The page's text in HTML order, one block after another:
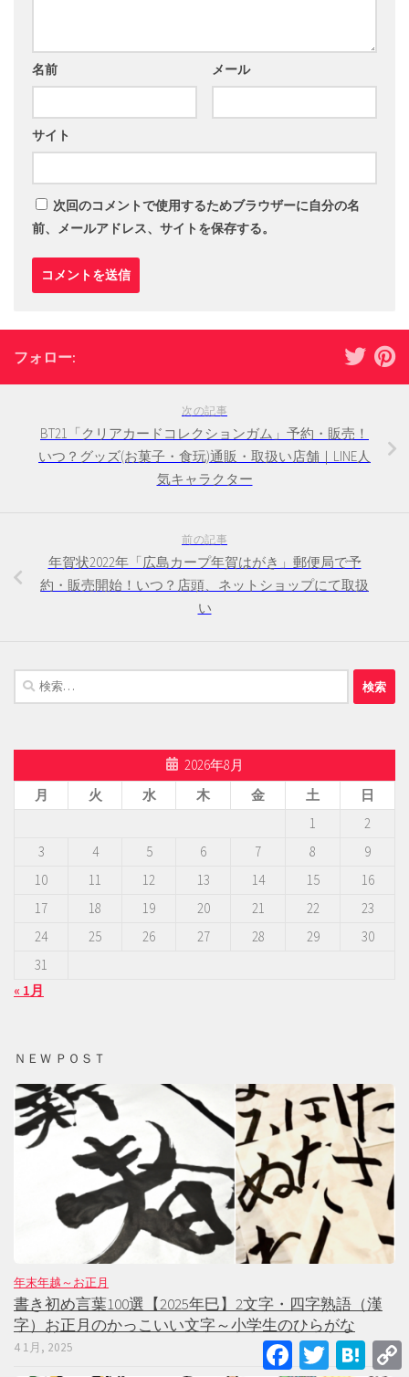
名前 メール
サイト
次回のコメントで使用するためブラウザーに自分の名
前、メールアドレス、サイトを保存する。
フォロー:
次の記事
BT21「クリアカードコレクションガム」予約・販売！
いつ？グッズ(お菓子・食玩)通販・取扱い店舗｜LINE人
気キャラクター
前の記事
年賀状2022年「広島カープ年賀はがき」郵便局で予
約・販売開始！いつ？店頭、ネットショップにて取扱
い
検
索:
2026年8月
月
火 水 木 金 土
日
1
2
3
4 5 6 7 8
9
10
11 12 13 14 15
16
17
18 19 20 21 22
23
24
25 26 27 28 29
30
31
« 1月
ＮＥＷ ＰＯＳＴ
年末年越～お正月
書き初め言葉100選【2025年巳】2文字・四字熟語（漢
字）お正月のかっこいい文字～小学生のひらがな
4 1月, 2025 FacebookTwitter Hatena